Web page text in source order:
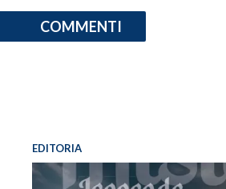
COMMENTI
EDITORIA